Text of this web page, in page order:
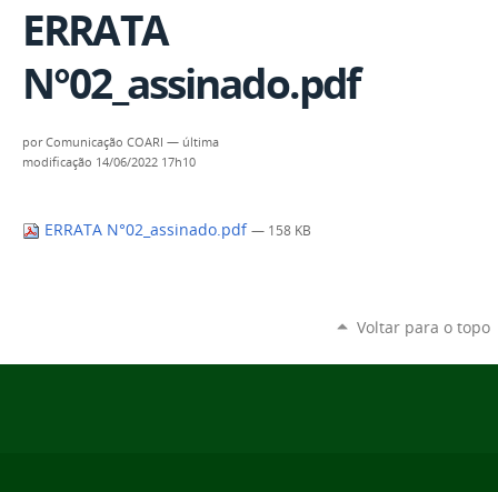
ERRATA
N°02_assinado.pdf
porComunicação COARI — última
modificação 14/06/2022 17h10
ERRATA N°02_assinado.pdf — 158 KB
Voltar para o topo